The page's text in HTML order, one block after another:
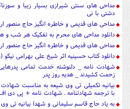
مداحی های سنتی شیرازی بسیار زیبا و
دشتی با نی
مداحی های قدیمی و خاطره انگیز حاج
دانلود مداحی های محرم به تفکیک هر شب و
مداحی های قدیمی و خاطره انگیز حاج منصور
دانلود کتاب حسینیه اثر شیخ علی بهرامی
شهادت نامه _ دلنوشته خدمت تمامی
زحمت کشیدند _ هدیه روز پدر
بیانیه تکمیلی تی وی شیعه به مناسبت
با ترجمه شهادتنامه . شهادت نامه + پی
به یاد حاج قاسم سلیمانی و شهدا بیانیه تی